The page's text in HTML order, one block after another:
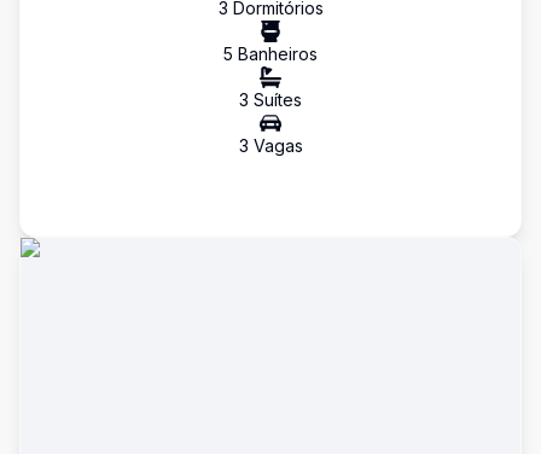
3 Dormitórios
5 Banheiros
3 Suítes
3 Vagas